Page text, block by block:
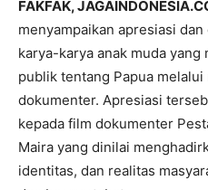
FAKFAK,
menyampaikan apresiasi
karya-karya anak muda yang
publik tentang Papua
dokumenter. Apresiasi
kepada film dokumenter
Maira yang dinilai
identitas, dan realitas